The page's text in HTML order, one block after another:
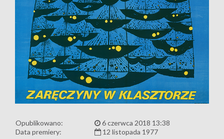
Opublikowano:
6 czerwca 2018 13:38
Data premiery:
12 listopada 1977